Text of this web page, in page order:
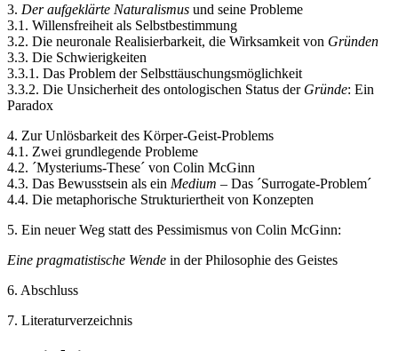
3. Der aufgeklärte Naturalismus und seine Probleme
3.1. Willensfreiheit als Selbstbestimmung
3.2. Die neuronale Realisierbarkeit, die Wirksamkeit von Gründen
3.3. Die Schwierigkeiten
3.3.1. Das Problem der Selbsttäuschungsmöglichkeit
3.3.2. Die Unsicherheit des ontologischen Status der Gründe: Ein
Paradox
4. Zur Unlösbarkeit des Körper-Geist-Problems
4.1. Zwei grundlegende Probleme
4.2. ´Mysteriums-These´ von Colin McGinn
4.3. Das Bewusstsein als ein Medium – Das ´Surrogate-Problem´
4.4. Die metaphorische Strukturiertheit von Konzepten
5. Ein neuer Weg statt des Pessimismus von Colin McGinn:
Eine pragmatistische Wende in der Philosophie des Geistes
6. Abschluss
7. Literaturverzeichnis